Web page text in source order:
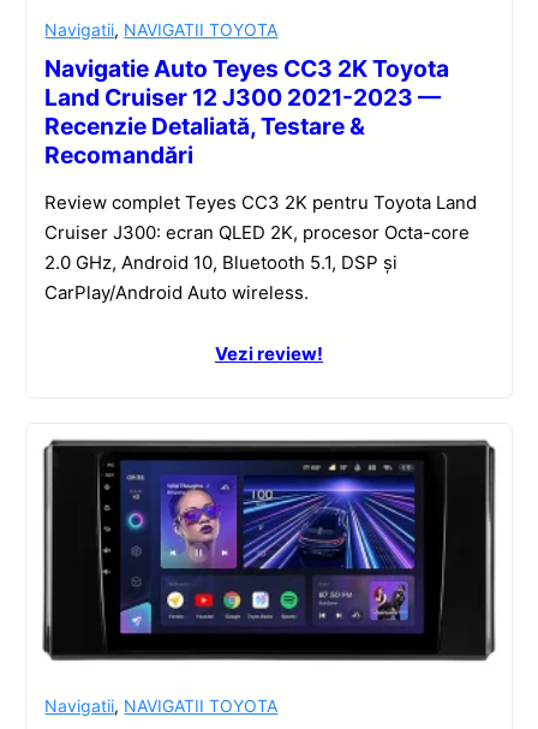
Navigatii, NAVIGATII TOYOTA
Navigatie Auto Teyes CC3 2K Toyota
Land Cruiser 12 J300 2021-2023 —
Recenzie Detaliată, Testare &
Recomandări
Review complet Teyes CC3 2K pentru Toyota Land
Cruiser J300: ecran QLED 2K, procesor Octa-core
2.0 GHz, Android 10, Bluetooth 5.1, DSP și
CarPlay/Android Auto wireless.
Vezi review!
Navigatii, NAVIGATII TOYOTA